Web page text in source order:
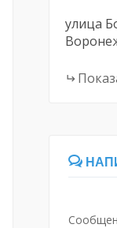
улица